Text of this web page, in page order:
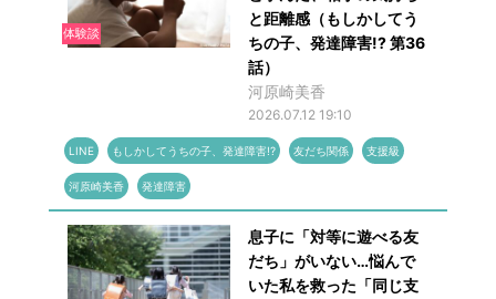
体験談
と距離感（もしかしてう
ちの子、発達障害!? 第36
話）
河原崎美香
2026.07.12 19:10
LINE もしかしてうちの子、発達障害!? 友だち関係 支援級
河原崎美香 発達障害
息子に「対等に遊べる友
だち」がいない…悩んで
いた私を救った「同じ支